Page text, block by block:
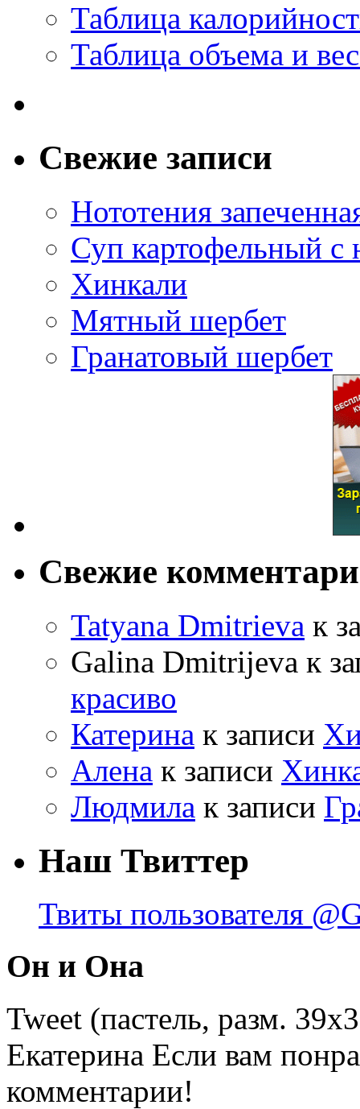
Таблица
Таблица объема и
Свежие записи
Нототения
Суп картофельный с
Хинкали
Мятный шербет
Гранатовый шербет
Свежие
Tatyana Dmitrieva к
Galina Dmitrijeva к
красиво
Катерина к записи
Алена к записи
Людмила к записи
Наш Твиттер
Твиты пользователя
Он и Она
Tweet (пастель, разм.
Екатерина Если вам
комментарии!